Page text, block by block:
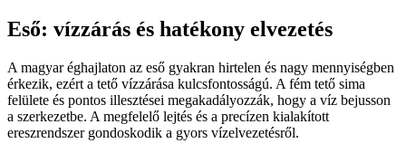
Eső: vízzárás és hatékony elvezetés
A magyar éghajlaton az eső gyakran hirtelen és nagy mennyiségben
érkezik, ezért a tető vízzárása kulcsfontosságú. A fém tető sima
felülete és pontos illesztései megakadályozzák, hogy a víz bejusson
a szerkezetbe. A megfelelő lejtés és a precízen kialakított
ereszrendszer gondoskodik a gyors vízelvezetésről.